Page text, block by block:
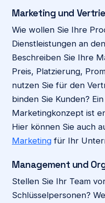
Marketing und
Wie wollen Sie Ihre
Dienstleistungen an
Beschreiben Sie Ihre
Preis, Platzierung,
nutzen Sie für den
binden Sie Kunden?
Marketingkonzept ist
Hier können Sie auch
Marketing für Ihr
Management und
Stellen Sie Ihr Team
Schlüsselpersonen?